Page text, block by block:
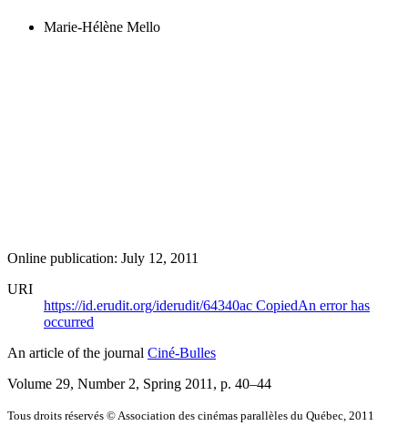
Marie-Hélène Mello
Online publication: July 12, 2011
URI
https://id.erudit.org/iderudit/64340ac CopiedAn error has
occurred
An article of the journal Ciné-Bulles
Volume 29, Number 2, Spring 2011 , p. 40–44
Tous droits réservés © Association des cinémas parallèles du Québec, 2011